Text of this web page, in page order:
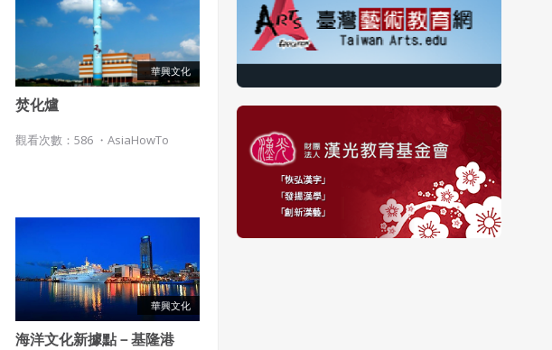
華興文化
焚化爐
觀看次數：586 ・ AsiaHowTo
華興文化
海洋文化新據點－基隆港
入
並按月收取。吉寶系
同意吉寶系統公司得
之權利。
傳或張貼的著作物，
請求或求償者，吉寶
除爭議內容。會員應
出（包括律師費